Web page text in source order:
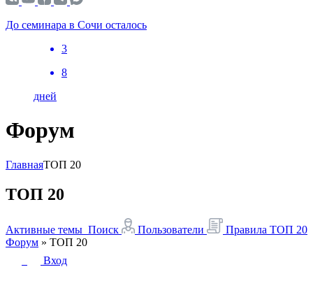
До семинара в Сочи осталось
3
8
дней
Форум
ГлавнаяТОП 20
ТОП 20
Активные темы Поиск Пользователи Правила ТОП 20
Форум » ТОП 20
Вход